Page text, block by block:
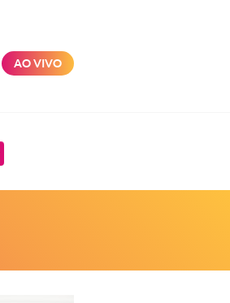
AO VIVO